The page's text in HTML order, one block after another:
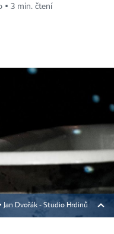
▪ 3 min. čtení
Jan Dvořák - Studio Hrdinů